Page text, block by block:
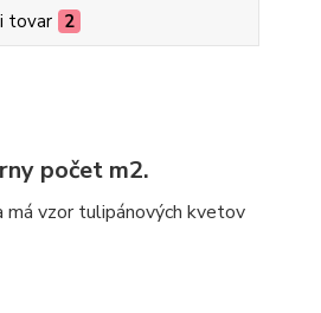
tovar 2
počet m2.
vzor tulipánových kvetov